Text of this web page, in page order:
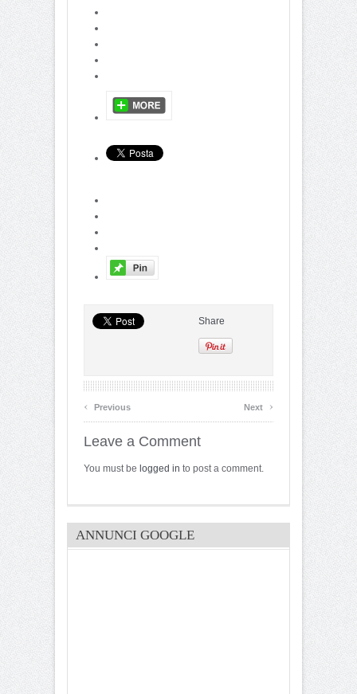
Share
‹ Previous Next ›
Leave a Comment
You must be logged in to post a comment.
ANNUNCI GOOGLE